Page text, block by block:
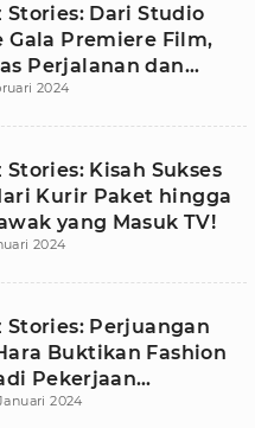
Stories: Dari Studio
Gala Premiere Film,
Perjalanan dan
Danar
2024
Stories: Kisah Sukses
Kurir Paket hingga
yang Masuk TV!
2024
Stories: Perjuangan
Buktikan Fashion
Pekerjaan
2024